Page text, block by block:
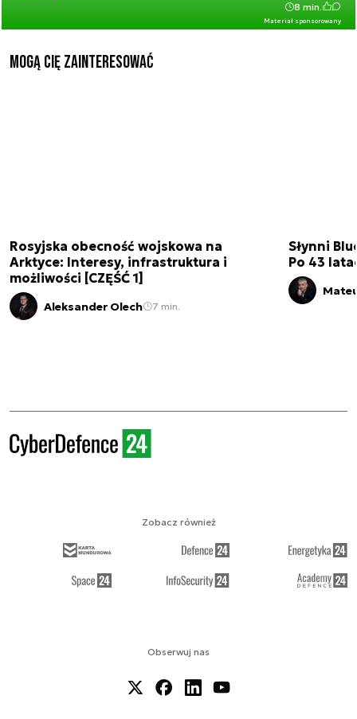
Materiał sponsorowany
8 min.
Mogą Cię zainteresować
Rosyjska obecność wojskowa na
Arktyce: Interesy, infrastruktura i
możliwości [CZĘŚĆ 1]
Aleksander Olech 7 min.
Słynni
Po 43
Obserwuj nas
Zobacz również